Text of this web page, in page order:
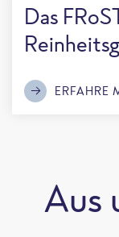
Das
ERFAHRE
Aus